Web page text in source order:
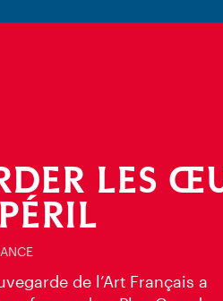
LES
de l’Art Français a